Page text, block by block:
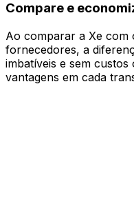
Compare e
Ao comparar a Xe com
fornecedores, a
imbatíveis e sem custos
vantagens em cada